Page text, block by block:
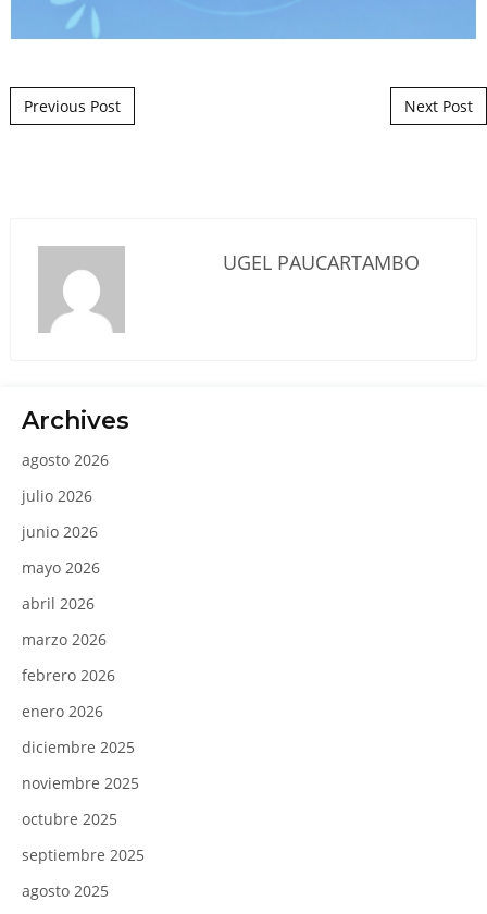
Post navigation
Previous Post Next Post
UGEL PAUCARTAMBO
Archives
agosto 2026
julio 2026
junio 2026
mayo 2026
abril 2026
marzo 2026
febrero 2026
enero 2026
diciembre 2025
noviembre 2025
octubre 2025
septiembre 2025
agosto 2025